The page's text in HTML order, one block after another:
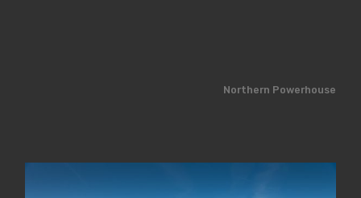
Northern Powerhouse